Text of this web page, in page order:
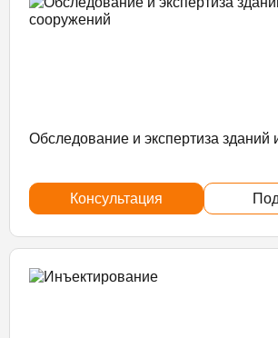
Обследование и экспертиза зданий
Консультация